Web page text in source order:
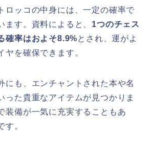
ロッコの中身には、一定の確率で
ます。資料によると、 1つのチェス
確率はおよそ8.9%とされ、運がよ
ヤを確保できます。
にも、エンチャントされた本や名
った貴重なアイテムが見つかりま
装備が一気に充実することもあ
す。